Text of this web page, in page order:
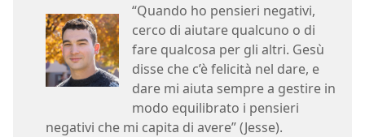
“Quando ho pensieri negativi,
cerco di aiutare qualcuno o di
fare qualcosa per gli altri. Gesù
disse che c’è felicità nel dare, e
dare mi aiuta sempre a gestire in
modo equilibrato i pensieri
negativi che mi capita di avere” (Jesse).